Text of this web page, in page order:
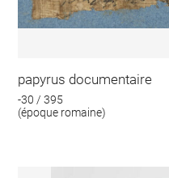
papyrus documentaire
-30 / 395
(époque romaine)